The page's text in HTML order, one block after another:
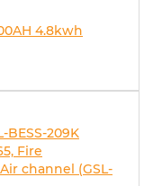
4.8kwh
BESS-209K
Fire
channel (GSL-